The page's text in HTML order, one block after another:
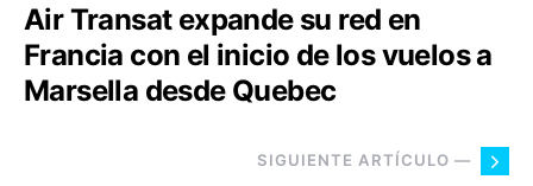
Air Transat expande su red en
Francia con el inicio de los vuelos a
Marsella desde Quebec
SIGUIENTE ARTÍCULO —